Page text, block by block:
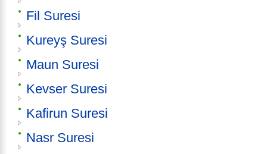
Fil Suresi
Kureyş Suresi
Maun Suresi
Kevser Suresi
Kafirun Suresi
Nasr Suresi